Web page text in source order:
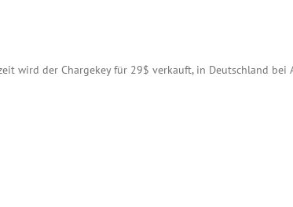
wird der Chargekey für 29$ verkauft, in Deutschland bei